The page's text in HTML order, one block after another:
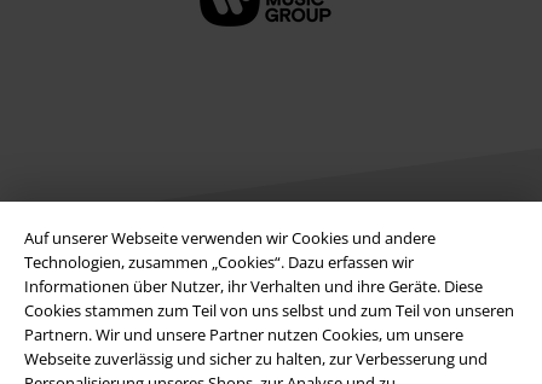
Auf unserer Webseite verwenden wir Cookies und andere
Technologien, zusammen „Cookies“. Dazu erfassen wir
Informationen über Nutzer, ihr Verhalten und ihre Geräte. Diese
Cookies stammen zum Teil von uns selbst und zum Teil von unseren
Partnern. Wir und unsere Partner nutzen Cookies, um unsere
Webseite zuverlässig und sicher zu halten, zur Verbesserung und
Rechtliches
AGB